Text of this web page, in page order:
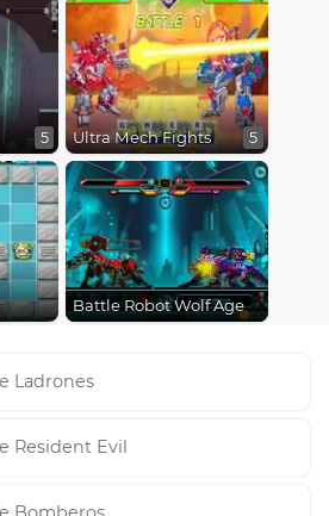
5 Ultra Mech Fights 5
Battle Robot Wolf Age
Ladrones
Resident Evil